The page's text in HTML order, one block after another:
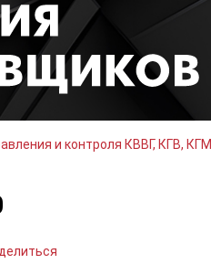
и контроля КВВГ, КГВ, КГМ